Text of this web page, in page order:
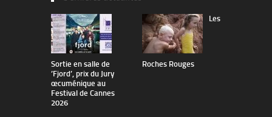
Sortie en salle de
’Fjord’, prix du Jury
œcuménique au
Festival de Cannes
2026
Les
Roches Rouges